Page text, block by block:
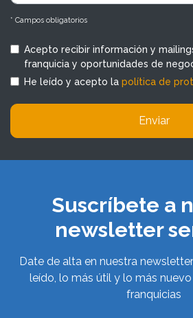
* Campos obligatorios
Acepto recibir información y
franquicia y oportunidades de
He leído y acepto la política de
Enviar
Suscríbete a
newsletter
Date de alta en nuestra
leído, lo más útil y lo más
franquicias